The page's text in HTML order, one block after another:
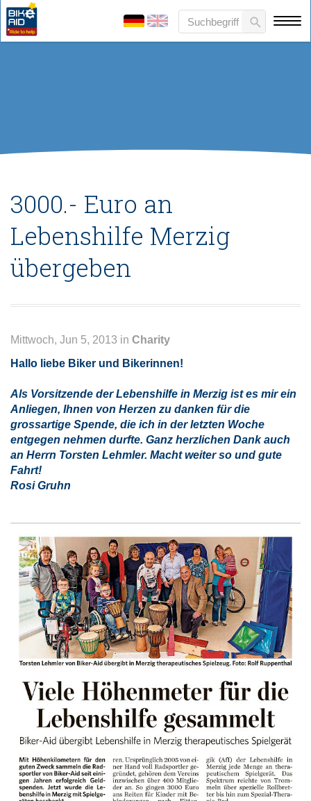
3000.- Euro an
Lebenshilfe Merzig
übergeben
Mittwoch, Jun 5, 2013 in Charity
Hallo liebe Biker und Bikerinnen!
Als Vorsitzende der Lebenshilfe in Merzig ist es mir ein
Anliegen, Ihnen von Herzen zu danken für die
grossartige Spende, die ich in der letzten Woche
entgegen nehmen durfte. Ganz herzlichen Dank auch
an Herrn Torsten Lehmler. Macht weiter so und gute
Fahrt!
Rosi Gruhn